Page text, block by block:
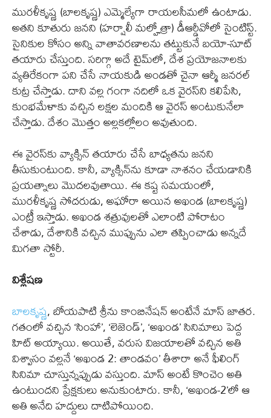
మురళీకృష్ణ (బాలకృష్ణ) ఎమ్మెల్యేగా రాయలసీమలో ఉంటాడు.
అతని కూతురు జనని (హర్షాలీ మల్హోత్రా) డీఆర్డీవోలో సైంటిస్ట్.
సైనికుల కోసం అన్ని వాతావరణాలను తట్టుకునే బయో-సూట్
తయారు చేస్తుంది. సరిగ్గా అదే టైమ్‌లో, దేశ ప్రయోజనాలకు
వ్యతిరేకంగా పని చేసే నాయకుడి అండతో చైనా ఆర్మీ జనరల్
కుట్ర చేస్తాడు. దాని వల్ల గంగా నదిలో ఒక వైరస్‌ని కలిపేసి,
కుంభమేళాకు వచ్చిన లక్షల మందికి ఆ వైరస్ అంటుకునేలా
చేస్తాడు. దేశం మొత్తం అల్లకల్లోలం అవుతుంది.
ఈ వైరస్‌కు వ్యాక్సిన్ తయారు చేసే బాధ్యతను జనని
తీసుకుంటుంది. కానీ, వ్యాక్సిన్‌ను కూడా నాశనం చేయడానికి
ప్రయత్నాలు మొదలవుతాయి. ఈ కష్ట సమయంలో,
మురళీకృష్ణ సోదరుడు, అఘోరా అయిన అఖండ (బాలకృష్ణ)
ఎంట్రీ ఇస్తాడు. అఖండ శత్రువులతో ఎలాంటి పోరాటం
చేశాడు, దేశానికి వచ్చిన ముప్పును ఎలా తప్పించాడు అన్నదే
మిగతా స్టోరీ.
విశ్లేషణ
బాలకృష్ణ, బోయపాటి శ్రీను కాంబినేషన్ అంటేనే మాస్ జాతర.
గతంలో వచ్చిన ‘సింహా’, ‘లెజెండ్’, ‘అఖండ’ సినిమాలు పెద్ద
హిట్‌ అయ్యాయి. అయితే, వరుస విజయాలతో వచ్చిన అతి
విశ్వాసం వల్లనే ‘అఖండ 2: తాండవం’ తీశారా అనే ఫీలింగ్
సినిమా చూస్తున్నప్పుడు వస్తుంది. మాస్ అంటే కొంచెం అతి
ఉంటుందని ప్రేక్షకులు అనుకుంటారు. కానీ, ‘అఖండ-2’లో ఆ
అతి అనేది హద్దులు దాటిపోయింది.